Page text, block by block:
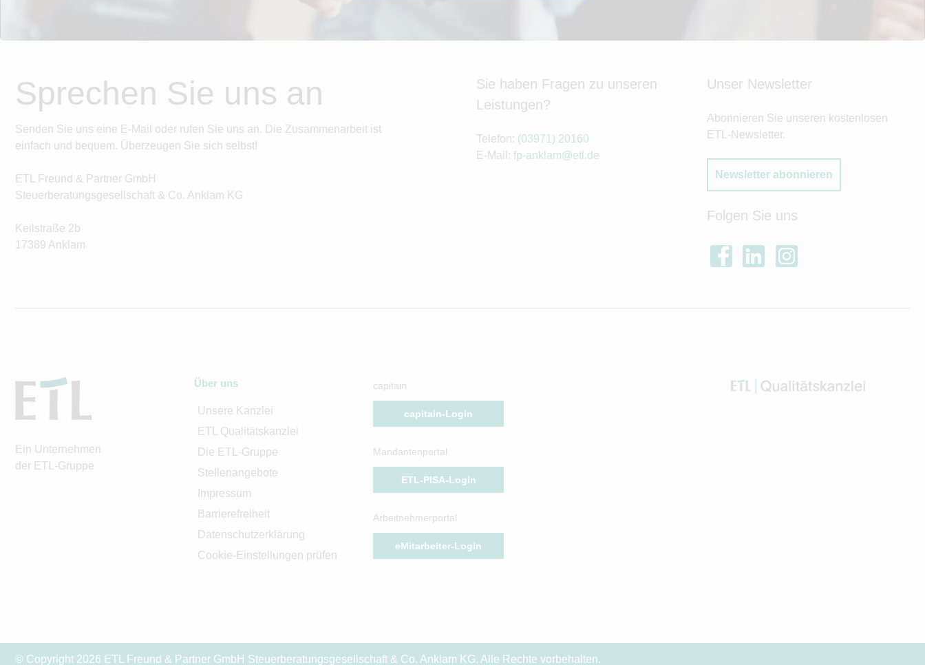
Sprechen Sie uns an
Senden Sie uns eine E-Mail oder rufen Sie uns an. Die Zusammenarbeit ist
einfach und bequem. Überzeugen Sie sich selbst!
ETL Freund & Partner GmbH
Steuerberatungsgesellschaft & Co. Anklam KG
Keilstraße 2b
17389 Anklam
Sie haben Fragen zu unseren
Leistungen?
Telefon: (03971) 20160
E-Mail: fp-anklam@etl.de
Unser Newsletter
Abonnieren Sie unseren kostenlosen
ETL-Newsletter.
Newsletter abonnieren
Folgen Sie uns
Ein Unternehmen
der ETL-Gruppe
Über uns
Unsere Kanzlei
ETL Qualitätskanzlei
Die ETL-Gruppe
Stellenangebote
Impressum
Barrierefreiheit
Datenschutzerklärung
Cookie-Einstellungen prüfen
capitain
capitain-Login
Mandantenportal
ETL-PISA-Login
Arbeitnehmerportal
eMitarbeiter-Login
© Copyright 2026 ETL Freund & Partner GmbH Steuerberatungsgesellschaft & Co. Anklam KG. Alle Rechte vorbehalten.